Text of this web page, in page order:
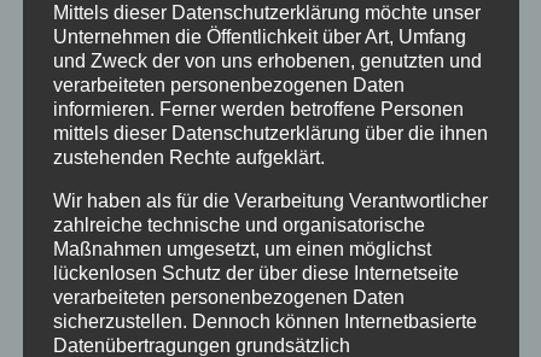
Mittels dieser Datenschutzerklärung möchte unser
Unternehmen die Öffentlichkeit über Art, Umfang
und Zweck der von uns erhobenen, genutzten und
verarbeiteten personenbezogenen Daten
informieren. Ferner werden betroffene Personen
mittels dieser Datenschutzerklärung über die ihnen
zustehenden Rechte aufgeklärt.
Wir haben als für die Verarbeitung Verantwortlicher
zahlreiche technische und organisatorische
Maßnahmen umgesetzt, um einen möglichst
lückenlosen Schutz der über diese Internetseite
verarbeiteten personenbezogenen Daten
sicherzustellen. Dennoch können Internetbasierte
Datenübertragungen grundsätzlich